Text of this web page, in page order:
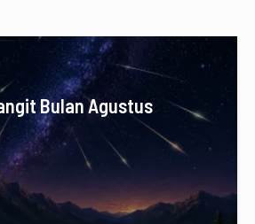
Bulan Agustus